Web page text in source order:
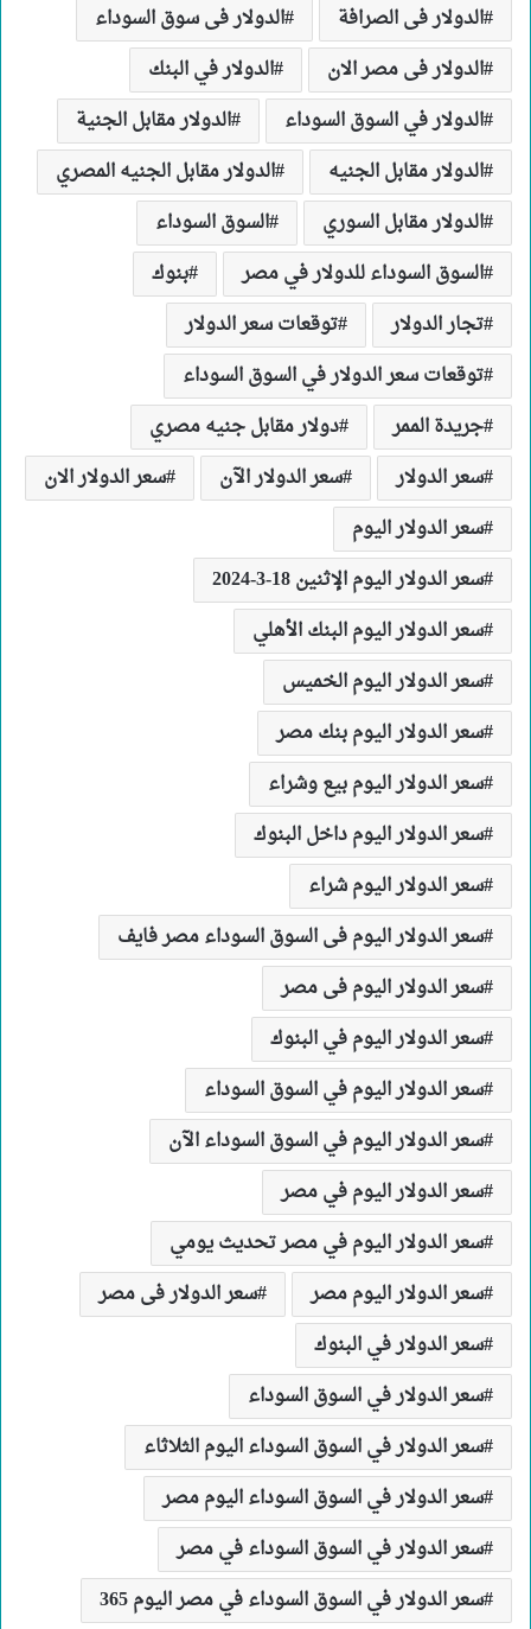
الدولار فى الصرافة
الدولار فى سوق السوداء
الدولار فى مصر الان
الدولار في البنك
الدولار في السوق السوداء
الدولار مقابل الجنية
الدولار مقابل الجنيه
الدولار مقابل الجنيه المصري
الدولار مقابل السوري
السوق السوداء
السوق السوداء للدولار في مصر
بنوك
تجار الدولار
توقعات سعر الدولار
توقعات سعر الدولار في السوق السوداء
جريدة الممر
دولار مقابل جنيه مصري
سعر الدولار
سعر الدولار الآن
سعر الدولار الان
سعر الدولار اليوم
سعر الدولار اليوم الإثنين 18-3-2024
سعر الدولار اليوم البنك الأهلي
سعر الدولار اليوم الخميس
سعر الدولار اليوم بنك مصر
سعر الدولار اليوم بيع وشراء
سعر الدولار اليوم داخل البنوك
سعر الدولار اليوم شراء
سعر الدولار اليوم فى السوق السوداء مصر فايف
سعر الدولار اليوم فى مصر
سعر الدولار اليوم في البنوك
سعر الدولار اليوم في السوق السوداء
سعر الدولار اليوم في السوق السوداء الآن
سعر الدولار اليوم في مصر
سعر الدولار اليوم في مصر تحديث يومي
سعر الدولار اليوم مصر
سعر الدولار فى مصر
سعر الدولار في البنوك
سعر الدولار في السوق السوداء
سعر الدولار في السوق السوداء اليوم الثلاثاء
سعر الدولار في السوق السوداء اليوم مصر
سعر الدولار في السوق السوداء في مصر
سعر الدولار في السوق السوداء في مصر اليوم 365